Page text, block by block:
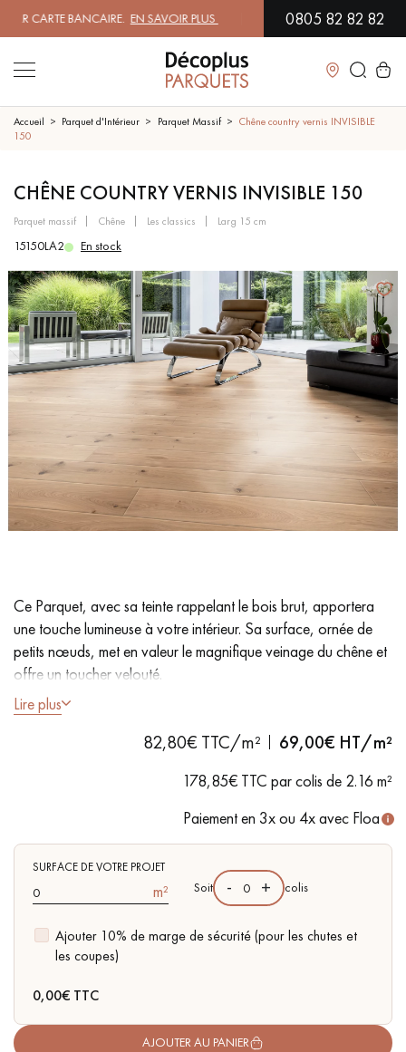
BANCAIRE.EN SAVOIR PLUS| PROFITEZ DE NOS PETITS PRIX
0805 82 82 82
Fermer
PARQUET MASSIF
PARQUET CONTRECOLLÉ -
SOL PLAQUÉ BOIS VERITABLES PARQUETS À MOTIFS
PARQUET EN BOIS EXOTIQUE PARQUET VERNIS
PARQUET HUILÉ PARQUET EN BOIS BRUT
PARQUET FUMÉ
PARQUET LAMES LARGES XXL PARQUET EN CHÊNE
ACCESSOIRES PARQUET
D'INTÉRIEUR
Nos conseillers sont disponibles au
0805 82 82 82
VOUS AVEZ UN PROJET ?
Nos experts sont à votre disposition pour vous guider pas à
Un expert Décoplus Parquets vous appelle
Accueil Parquet d'Intérieur Parquet Massif
Chêne country vernis INVISIBLE
150
CHÊNE COUNTRY VERNIS INVISIBLE 150
parquet massif chêne les classics larg 15 cm
15150LA2 En stock
Ce Parquet, avec sa teinte rappelant le bois brut, apportera
une touche lumineuse à votre intérieur. Sa surface, ornée de
petits nœuds, met en valeur le magnifique veinage du chêne et
offre un toucher velouté.
- Lames Largeur M 15 cm
- Aspect bois brut, Vernis invisible mat
- Brossé, Chanfreins des 4 côtés
limite de taille et quelques aubiers
Lire plus
82,80€ TTC/m² 69,00€ HT/m²
178,85€ TTC par colis de 2.16 m²
Paiement en 3x ou 4x avec Floa
SURFACE DE VOTRE PROJET
m²
Ajouter 10% de marge de sécurité (pour les chutes et
les coupes)
Soit - + colis
0,00€ TTC
AJOUTER AU PANIER